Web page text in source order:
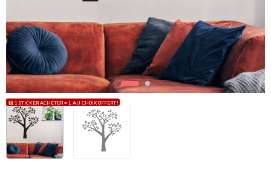
1 STICKER ACHETER = 1 AU CHOIX OFFERT !